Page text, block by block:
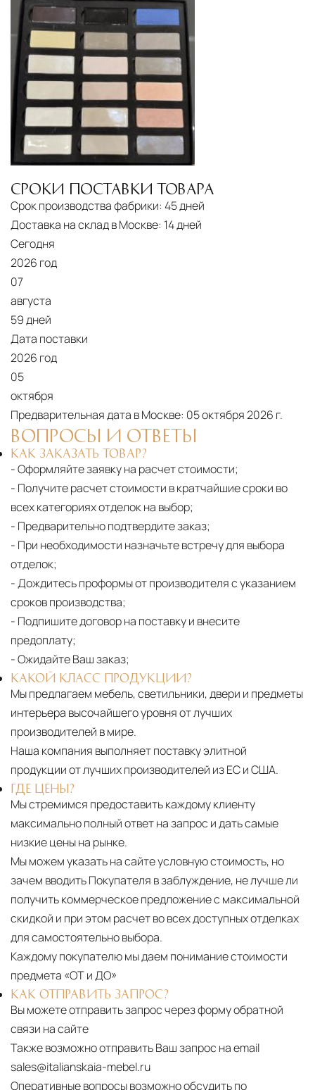
СРОКИ ПОСТАВКИ ТОВАРА
Срок производства фабрики: 45 дней
Доставка на склад в Москве: 14 дней
Сегодня
2026 год
07
августа
59 дней
Дата поставки
2026 год
05
октября
Предварительная дата в Москве: 05 октября 2026 г.
ВОПРОСЫ И ОТВЕТЫ
КАК ЗАКАЗАТЬ ТОВАР?
- Оформляйте заявку на расчет стоимости;
- Получите расчет стоимости в кратчайшие сроки во
всех категориях отделок на выбор;
- Предварительно подтвердите заказ;
- При необходимости назначьте встречу для выбора
отделок;
- Дождитесь проформы от производителя с указанием
сроков производства;
- Подпишите договор на поставку и внесите
предоплату;
- Ожидайте Ваш заказ;
КАКОЙ КЛАСС ПРОДУКЦИИ?
Мы предлагаем мебель, светильники, двери и предметы
интерьера высочайшего уровня от лучших
производителей в мире.
Наша компания выполняет поставку элитной
продукции от лучших производителей из ЕС и США.
ГДЕ ЦЕНЫ?
Мы стремимся предоставить каждому клиенту
максимально полный ответ на запрос и дать самые
низкие цены на рынке.
Мы можем указать на сайте условную стоимость, но
зачем вводить Покупателя в заблуждение, не лучше ли
получить коммерческое предложение с максимальной
скидкой и при этом расчет во всех доступных отделках
для самостоятельно выбора.
Каждому покупателю мы даем понимание стоимости
предмета «ОТ и ДО»
КАК ОТПРАВИТЬ ЗАПРОС?
Вы можете отправить запрос через форму обратной
связи на сайте
Также возможно отправить Ваш запрос на email
sales@italianskaia-mebel.ru
Оперативные вопросы возможно обсудить по